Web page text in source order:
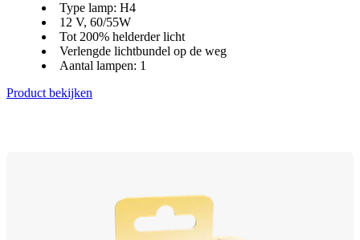
Type lamp: H4
12 V, 60/55W
Tot 200% helderder licht
Verlengde lichtbundel op de weg
Aantal lampen: 1
Product bekijken